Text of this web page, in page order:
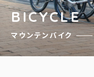
BICYCLE
マウンテンバイク